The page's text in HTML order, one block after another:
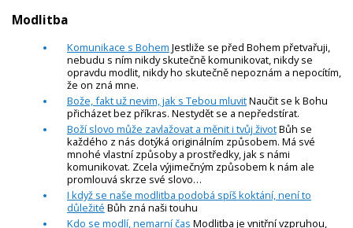
Modlitba
Komunikace s Bohem Jestliže se před Bohem přetvařuji,
nebudu s ním nikdy skutečně komunikovat, nikdy se
opravdu modlit, nikdy ho skutečně nepoznám a nepocítím,
že on zná mne.
Bože, fakt už nevim, jak s Tebou mluvitNaučit se k Bohu
přicházet bez příkras. Nestydět se a nepředstírat.
Boží slovo může zavlažovat a měnit i tvůj životBůh se
každého z nás dotýká originálním způsobem. Má své
mnohé vlastní způsoby a prostředky, jak s námi
komunikovat. Zcela výjimečným způsobem k nám ale
promlouvá skrze své slovo…
I když se naše modlitba podobá spíš koktání, není to
důležité Bůh zná naši touhu
Kdo se modlí, nemarní čas Modlitba je vnitřní vzpruhou,